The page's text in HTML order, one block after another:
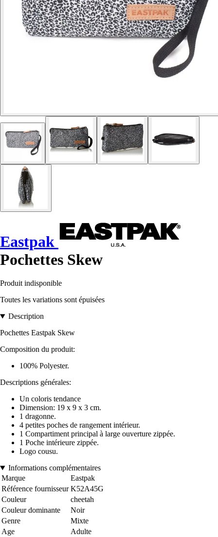
Eastpak
Pochettes Skew
Produit indisponible
Toutes les variations sont épuisées
Description
Pochettes Eastpak Skew
Composition du produit:
100% Polyester.
Descriptions générales:
Un coloris tendance
Dimension: 19 x 9 x 3 cm.
1 dragonne.
4 petites poches de rangement intérieur.
1 Compartiment principal à large ouverture zippée.
1 Poche intérieure zippée.
Logo cousu.
Informations complémentaires
Marque
Eastpak
Référence fournisseur K52A45G
Couleur
cheetah
Couleur dominante
Noir
Genre
Mixte
Age
Adulte